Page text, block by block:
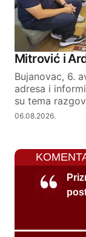
Mitrović i
Bujanovac, 6.
adresa i
su tema
06.08.2026.